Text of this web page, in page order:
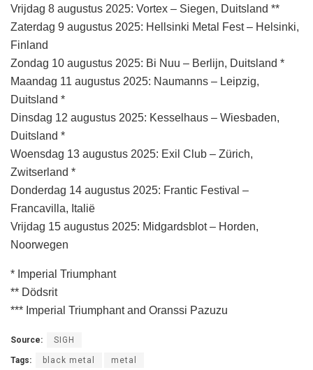
Vrijdag 8 augustus 2025: Vortex – Siegen, Duitsland **
Zaterdag 9 augustus 2025: Hellsinki Metal Fest – Helsinki,
Finland
Zondag 10 augustus 2025: Bi Nuu – Berlijn, Duitsland *
Maandag 11 augustus 2025: Naumanns – Leipzig,
Duitsland *
Dinsdag 12 augustus 2025: Kesselhaus – Wiesbaden,
Duitsland *
Woensdag 13 augustus 2025: Exil Club – Zürich,
Zwitserland *
Donderdag 14 augustus 2025: Frantic Festival –
Francavilla, Italië
Vrijdag 15 augustus 2025: Midgardsblot – Horden,
Noorwegen
* Imperial Triumphant
** Dödsrit
*** Imperial Triumphant and Oranssi Pazuzu
Source: SIGH
Tags: black metal metal